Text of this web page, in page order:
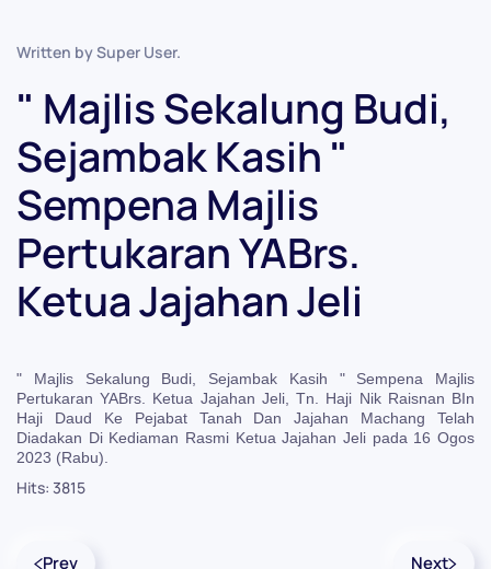
Written by Super User.
" Majlis Sekalung Budi,
Sejambak Kasih "
Sempena Majlis
Pertukaran YABrs.
Ketua Jajahan Jeli
" Majlis Sekalung Budi, Sejambak Kasih " Sempena Majlis
Pertukaran YABrs. Ketua Jajahan Jeli, Tn. Haji Nik Raisnan BIn
Haji Daud Ke Pejabat Tanah Dan Jajahan Machang Telah
Diadakan Di Kediaman Rasmi Ketua Jajahan Jeli pada 16 Ogos
2023 (Rabu).
Hits: 3815
Prev Next